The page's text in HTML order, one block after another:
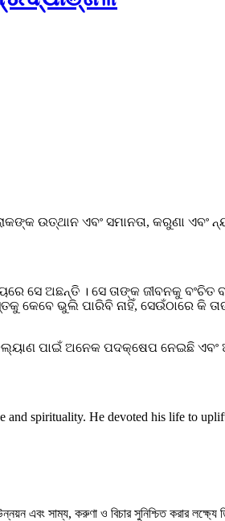
ଉତ୍ଥାନ ଏବଂ ସମାନତା, କରୁଣା ଏବଂ
ସେ ଅଛନ୍ତି । ସେ ତାଙ୍କ ଜୀବନକୁ ବଂଚିତ
କେବେ ଭୁଲି ପାରିବି ନାହିଁ, ସେଉଁଠାରେ କି
ପାଇଁ ଅନେକ ପଦକ୍ଷେପ ନେଇଛି ଏବଂ
and spirituality. He devoted his life to
এবং সাম্য, করুণা ও বিচার সুনিশ্চিত করার লক্ষ্যে